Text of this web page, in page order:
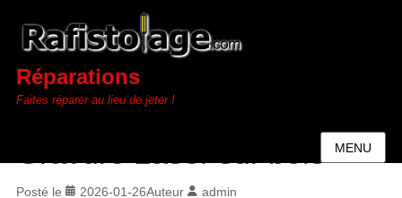
Réparations
Faites réparer au lieu de jeter !
MENU
Gravure Laser sur bois
Posté le 2026-01-26Auteur admin